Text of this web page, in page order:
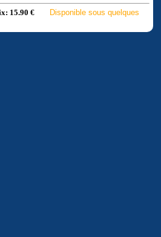
15.90 €
Disponible sous quelques